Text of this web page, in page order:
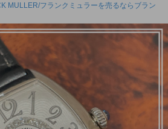
MULLER/フランクミュラーを売るならブラン